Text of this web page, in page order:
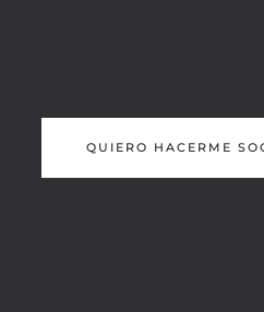
QUIERO HACERME